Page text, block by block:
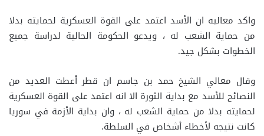
واكد معاليه ان الأسد اعتمد على القوة العسكرية لحمايته بدلا
من حماية الشعب له ، ويدعو الحكومة الحالية لدراسة جميع
الخطوات بشكل جيد.
وقال معالي الشيخ حمد بن جاسم ان قطر أعطت العديد من
النصائح للأسد مع بداية الثورة الا انه اعتمد على القوة العسكرية
لحمايته بدلا من حماية الشعب له ، وان بداية الأزمة في سوريا
كانت نتيجه لأخطاء أشخاص في السلطة.